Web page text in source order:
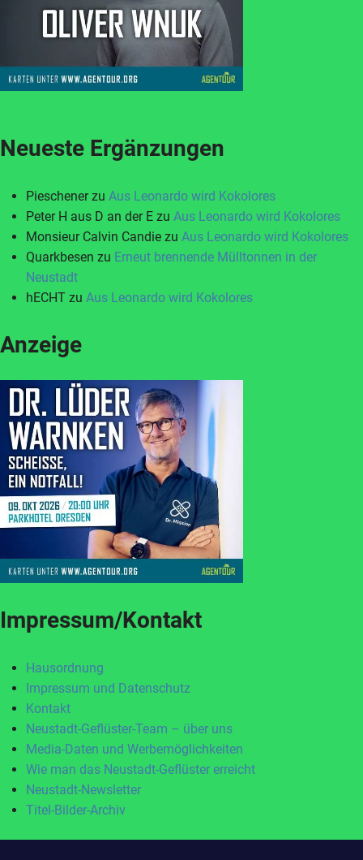
Neueste Ergänzungen
Pieschenerzu Aus Leonardo wird Kokolores
Peter H aus D an der E zu Aus Leonardo wird Kokolores
Monsieur Calvin Candie zu Aus Leonardo wird Kokolores
Quarkbesen zu Erneut brennende Mülltonnen in der
Neustadt
hECHT zu Aus Leonardo wird Kokolores
Anzeige
Impressum/Kontakt
Hausordnung
Impressum und Datenschutz
Kontakt
Neustadt-Geflüster-Team – über uns
Media-Daten und Werbemöglichkeiten
Wie man das Neustadt-Geflüster erreicht
Neustadt-Newsletter
Titel-Bilder-Archiv